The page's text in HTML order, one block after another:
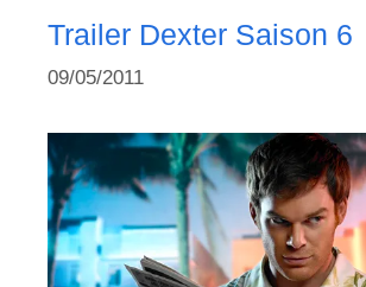
Trailer Dexter Saison 6
09/05/2011